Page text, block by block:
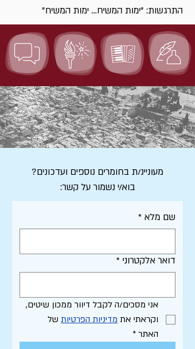
התרגשות: "ימות המשיח... ימות המשיח"
מעוניינ/ת בחומרים נוספים ועדכונים?
בוא/י נשמור על קשר:
שם מלא *
דואר אלקטרוני *
וקראתי את מדיניות הפרטיות
האתר *